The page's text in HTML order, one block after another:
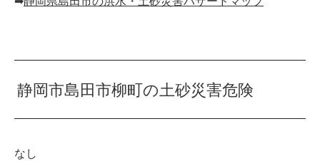
静岡市島田市柳町の土砂災害危険
なし